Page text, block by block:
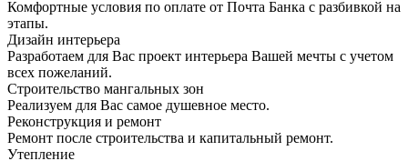
Комфортные условия по оплате от Почта Банка с разбивкой на
этапы.
Дизайн интерьера
Разработаем для Вас проект интерьера Вашей мечты с учетом
всех пожеланий.
Строительство мангальных зон
Реализуем для Вас самое душевное место.
Реконструкция и ремонт
Ремонт после строительства и капитальный ремонт.
Утепление